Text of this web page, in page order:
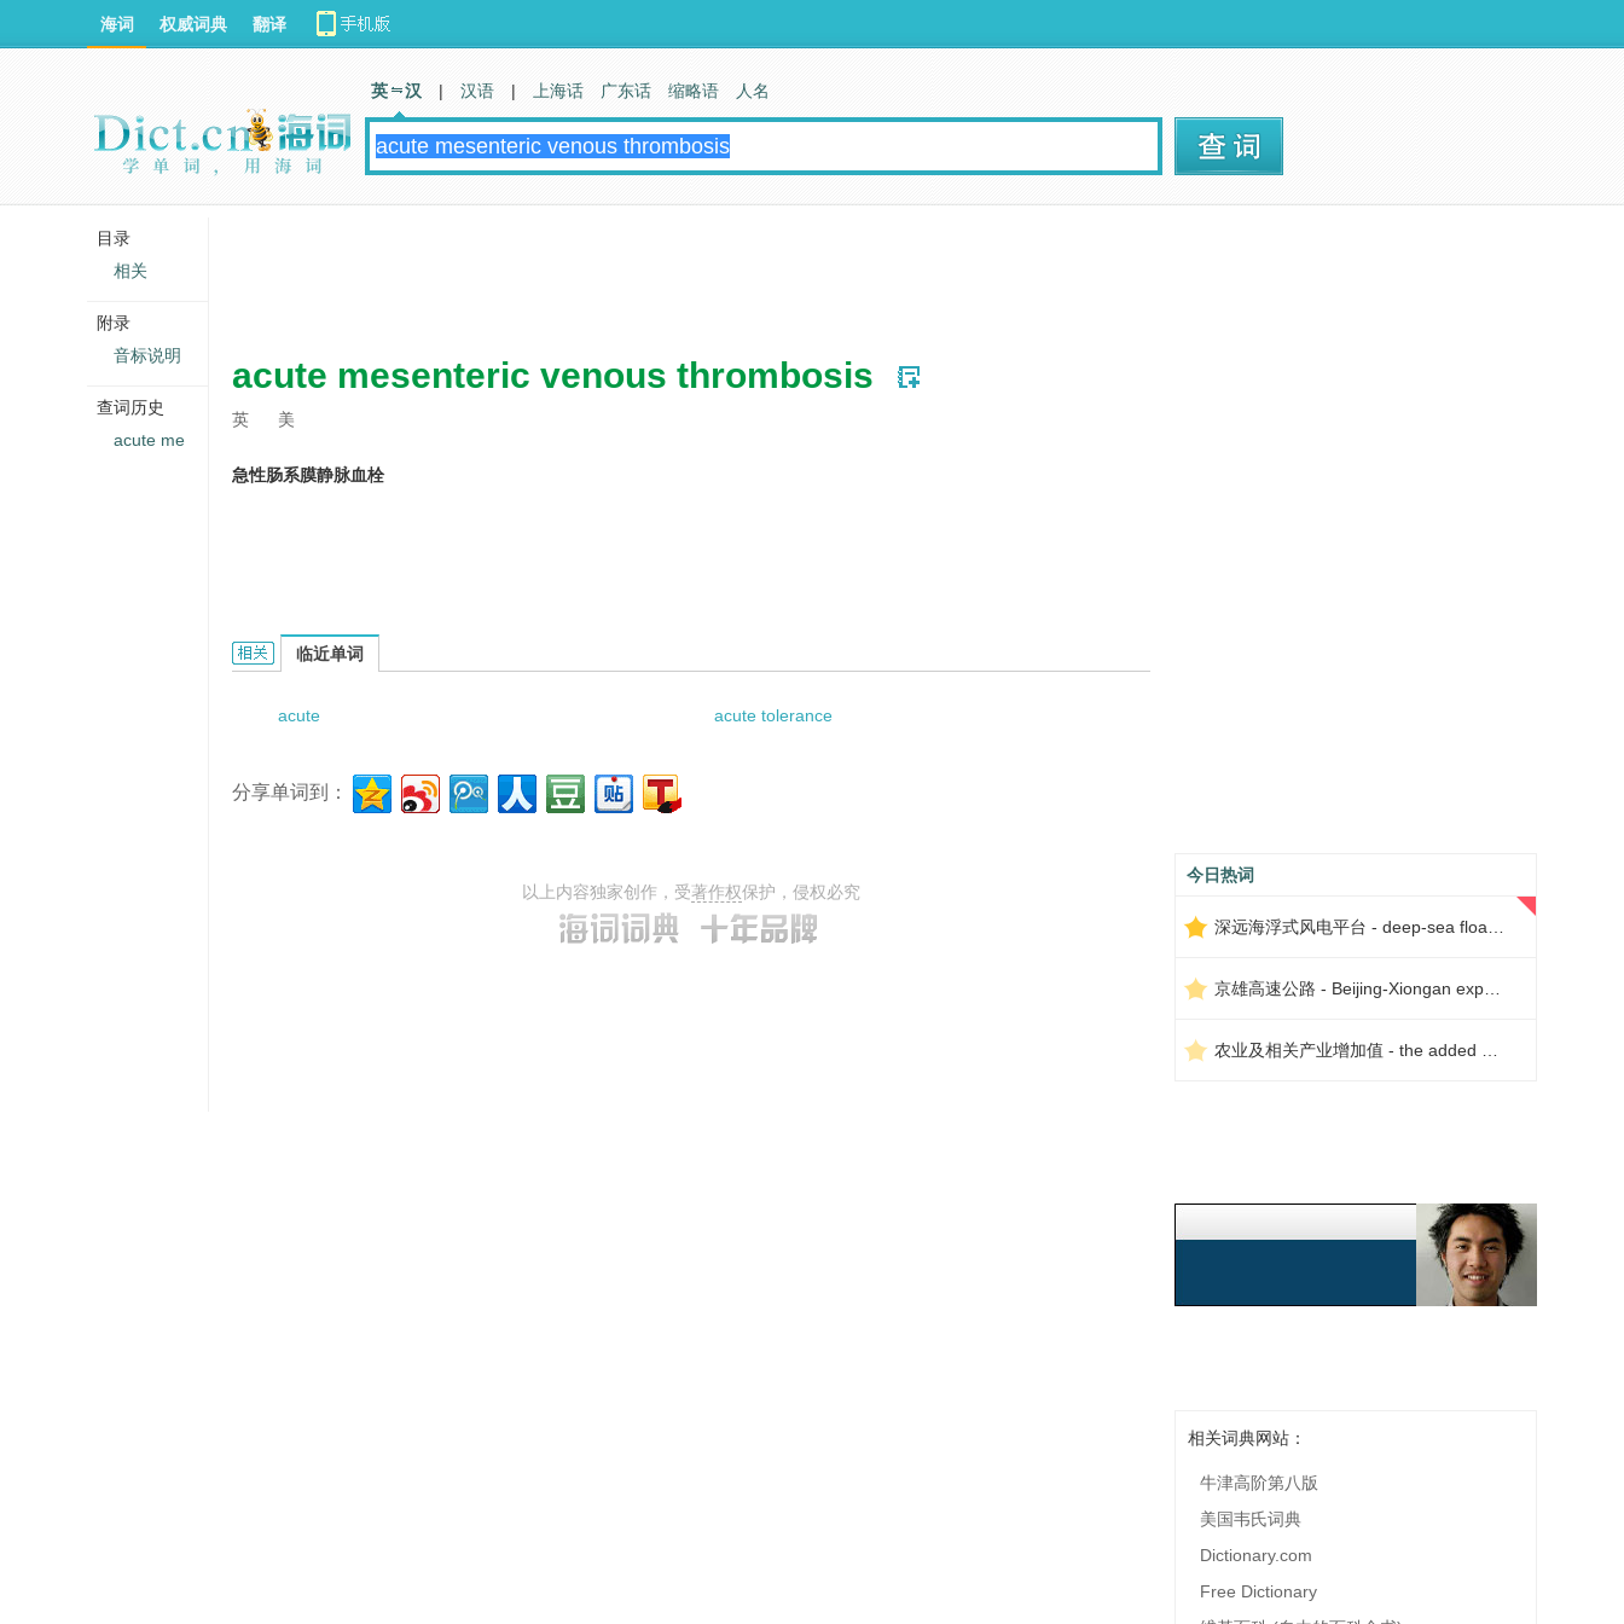
acute mesenteric venous thrombosis
英 美
急性肠系膜静脉血栓
Acute mesenteric venous thrombosis的相关资料：
临近单词
acute acute tolerance
分享单词到：
以上内容独家创作，受著作权保护，侵权必究
今日热词
相关词典网站：
牛津高阶第八版
美国韦氏词典
Dictionary.com
Free Dictionary
海词 权威词典 翻译
英 汉 | 汉语 | 上海话 广东话 缩略语 人名
目录
相关
附录
音标说明
查词历史
acute me